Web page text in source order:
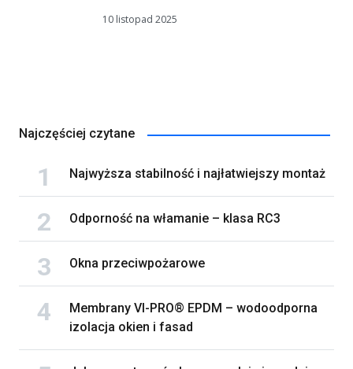
10 listopad 2025
Najczęściej czytane
Najwyższa stabilność i najłatwiejszy montaż
Odporność na włamanie – klasa RC3
Okna przeciwpożarowe
Membrany VI-PRO® EPDM – wodoodporna
izolacja okien i fasad